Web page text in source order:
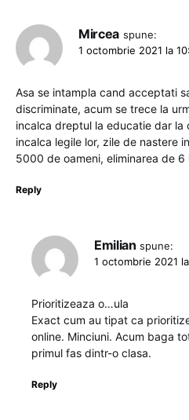
Mircea spune:
1 octombrie 2021 la
Asa se intampla cand acceptati
discriminate, acum se trece la
incalca dreptul la educatie dar la
incalca legile lor, zile de nastere
5000 de oameni, eliminarea de 6
Reply
Emilian spune:
1 octombrie 2021
Prioritizeaza o…ula
Exact cum au tipat ca
online. Minciuni. Acum baga
primul fas dintr-o clasa.
Reply